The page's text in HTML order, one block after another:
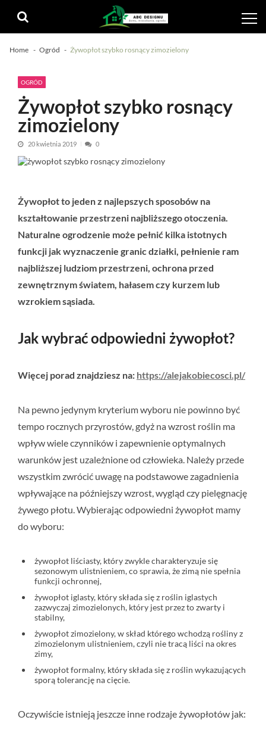
navigation
content
Home Ogród Żywopłot szybko rosnący zimozielony
OGRÓD
Żywopłot szybko rosnący
zimozielony
20 kwietnia 2019 0
Żywopłot to jeden z najlepszych sposobów na
kształtowanie przestrzeni najbliższego otoczenia.
Naturalne ogrodzenie może pełnić kilka istotnych
funkcji jak wyznaczenie granic działki, pełnienie ram
najbliższej ludziom przestrzeni, ochrona przed
zewnętrznym światem, hałasem czy kurzem lub
wzrokiem sąsiada.
Jak wybrać odpowiedni żywopłot?
Więcej porad znajdziesz na: https://alejakobiecosci.pl/
Na pewno jedynym kryterium wyboru nie powinno być
tempo rocznych przyrostów, gdyż na wzrost roślin ma
wpływ wiele czynników i zapewnienie optymalnych
warunków jest uzależnione od człowieka. Należy przede
wszystkim zwrócić uwagę na podstawowe zagadnienia
wpływające na późniejszy wzrost, wygląd czy pielęgnację
żywego płotu. Wybierając odpowiedni żywopłot mamy
do wyboru:
żywopłot liściasty, który zwykle charakteryzuje się
sezonowym ulistnieniem, co sprawia, że zimą nie spełnia
funkcji ochronnej,
żywopłot iglasty, który składa się z roślin iglastych
zazwyczaj zimozielonych, który jest przez to zwarty i
stabilny,
żywopłot zimozielony, w skład którego wchodzą rośliny z
zimozielonym ulistnieniem, czyli nie tracą liści na okres
zimy,
żywopłot formalny, który składa się z roślin wykazujących
sporą tolerancję na cięcie.
Oczywiście istnieją jeszcze inne rodzaje żywopłotów jak: